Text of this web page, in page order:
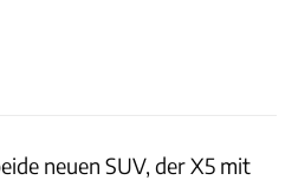
neuen SUV, der X5 mit